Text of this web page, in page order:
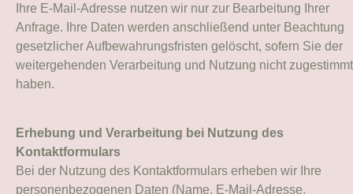
Ihre E-Mail-Adresse nutzen wir nur zur Bearbeitung Ihrer
Anfrage. Ihre Daten werden anschließend unter Beachtung
gesetzlicher Aufbewahrungsfristen gelöscht, sofern Sie der
weitergehenden Verarbeitung und Nutzung nicht zugestimmt
haben.
Erhebung und Verarbeitung bei Nutzung des
Kontaktformulars
Bei der Nutzung des Kontaktformulars erheben wir Ihre
personenbezogenen Daten (Name, E-Mail-Adresse,